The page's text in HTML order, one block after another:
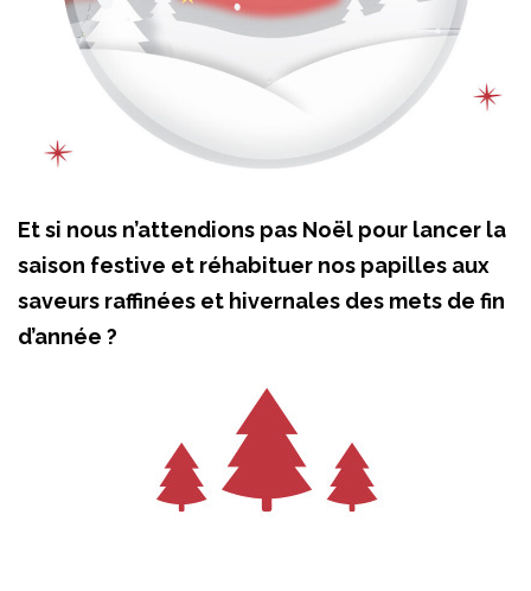
Et si nous n’attendions pas Noël pour lancer la
saison festive et réhabituer nos papilles aux
saveurs raffinées et hivernales des mets de fin
d’année ?